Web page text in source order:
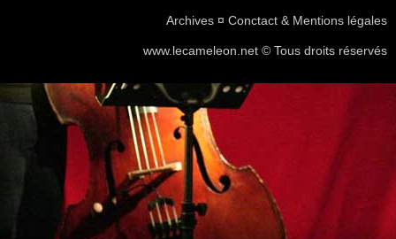
Archives ¤ Conctact & Mentions légales
www.lecameleon.net © Tous droits réservés